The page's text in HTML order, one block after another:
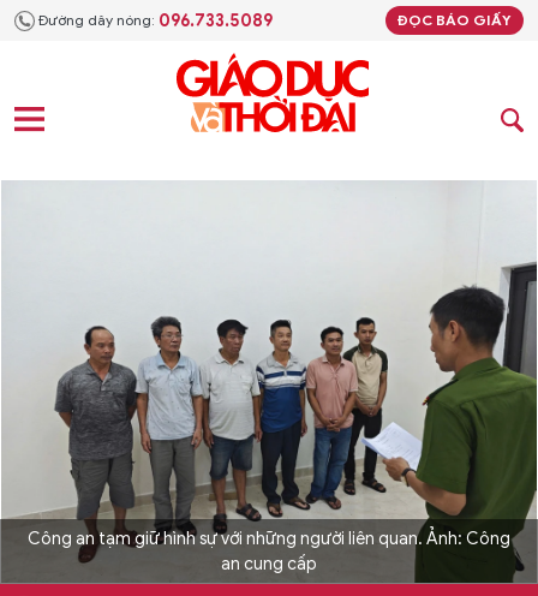
Đường dây nóng: 096.733.5089 ĐỌC BÁO GIẤY
Công an tạm giữ hình sự với những người liên quan. Ảnh: Công
an cung cấp